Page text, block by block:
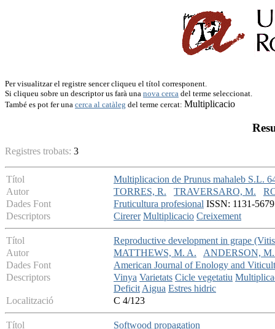
Per visualitzar el registre sencer cliqueu el títol corresponent.
Si cliqueu sobre un descriptor us farà una nova cerca del terme seleccionat.
També es pot fer una cerca al catàleg del terme cercat: Multiplicacio
Registres trobats: 3
Títol
Multiplicacion de Prunus mahaleb S.L.
Autor
TORRES, R. TRAVERSARO, M.
Dades Font
Fruticultura profesional ISSN: 1131-
Descriptors
Cirerer Multiplicacio Creixement
Títol
Reproductive development in grape
Autor
MATTHEWS, M. A.
ANDERSON,
Dades Font
American Journal of Enology and
Descriptors
Vinya Varietats Cicle vegetatiu
DeficitAigua Estres hidric
Localització
C 4/123
Títol
Softwood propagation